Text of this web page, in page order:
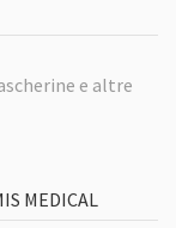
e altre
MEDICAL